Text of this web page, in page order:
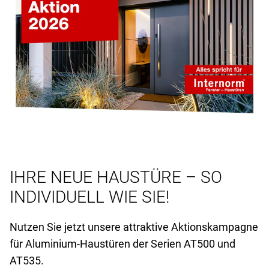
IHRE NEUE HAUSTÜRE – SO
INDIVIDUELL WIE SIE!
Nutzen Sie jetzt unsere attraktive Aktionskampagne
für Aluminium-Haustüren der Serien AT500 und
AT535.